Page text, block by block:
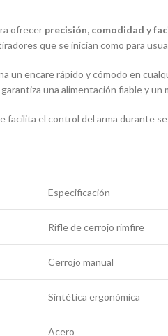
ofrecer precisión, comodidad y
que se inician como para
un encare rápido y cómodo en
garantiza una alimentación fiable y un
facilita el control del arma durante
Especificación
Rifle de cerrojo rimfire
Cerrojo manual
Sintética ergonómica
Acero